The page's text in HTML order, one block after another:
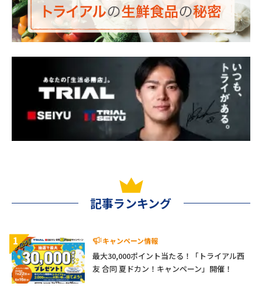
記事ランキング
1 キャンペーン情報
最大30,000ポイント当たる！「トライアル西
友 合同 夏ドカン！キャンペーン」開催！